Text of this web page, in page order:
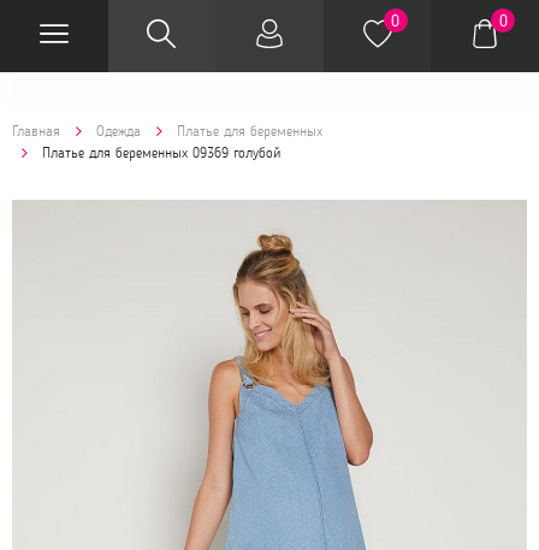
0 0
Главная Одежда
Платье для беременных
Платье для беременных 09369 голубой